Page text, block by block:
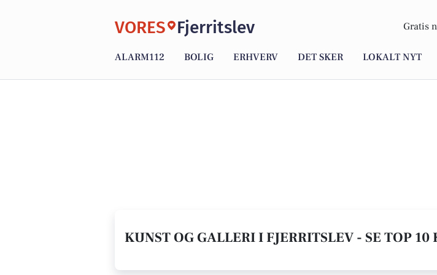
VORES Fjerritslev Gratis
ALARM112 BOLIG ERHVERV DET SKER LOKALT NYT
KUNST OG GALLERI I FJERRITSLEV - SE TOP